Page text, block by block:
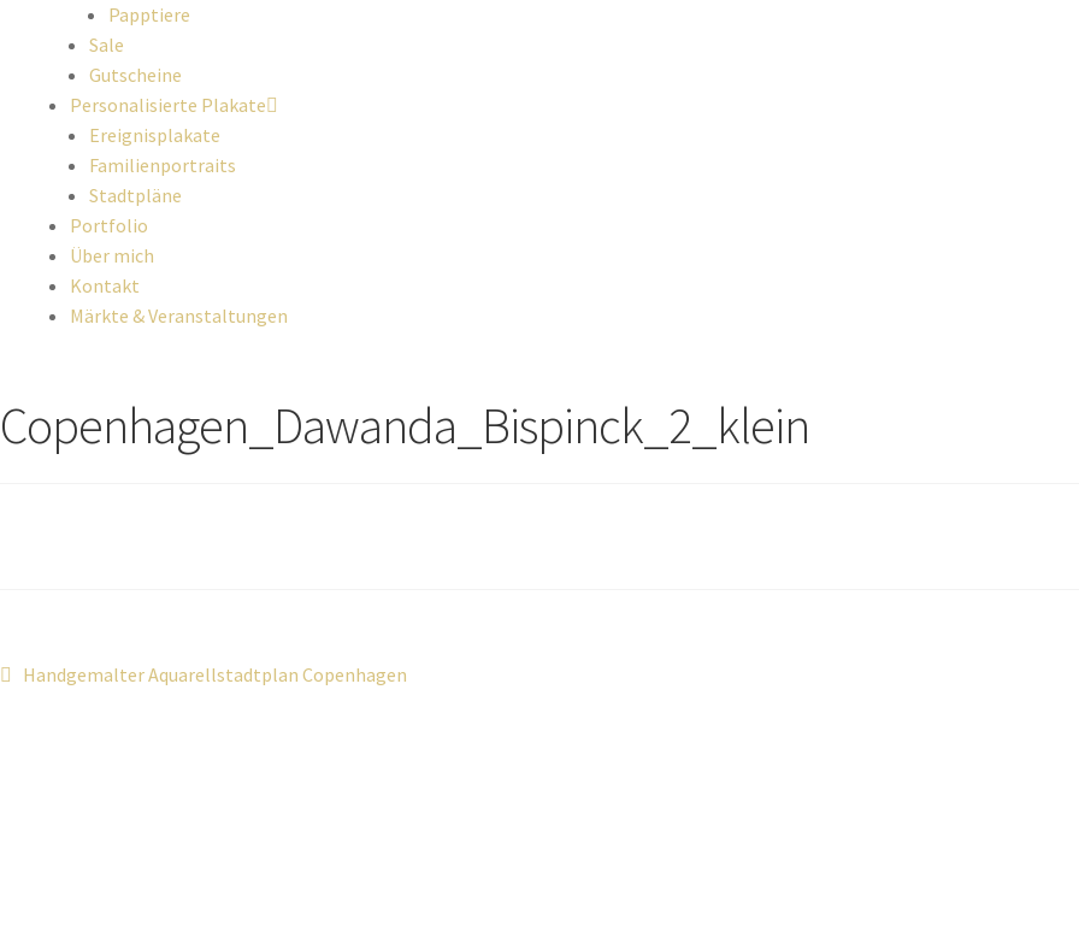
Papptiere
Sale
Gutscheine
Personalisierte Plakate
Ereignisplakate
Familienportraits
Stadtpläne
Portfolio
Über mich
Kontakt
Märkte & Veranstaltungen
Copenhagen_Dawanda_Bispinck_2_klein
Handgemalter Aquarellstadtplan Copenhagen